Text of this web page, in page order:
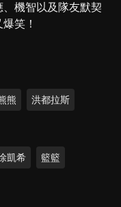
、機智以及隊友默契
笑！
熊 洪都拉斯
凱希 籃籃